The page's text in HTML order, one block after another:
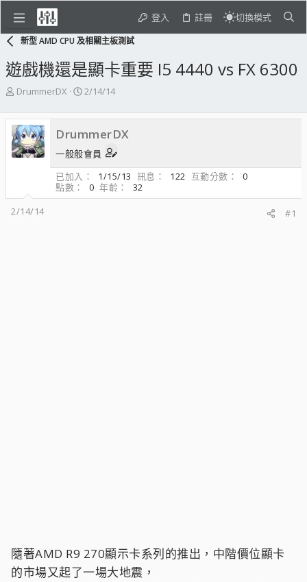
登入 註冊 切換模式
新型 AMD CPU 及相關主板測試
遊戲機還是顯卡重要 I5 4440 vs FX 6300
主
發
起
人
DrummerDX
開
日
期
2/14/14
DrummerDX
一般般會員
已加入
1/15/13 訊息 122 互動分數
0
點數
0 年齡
32
2/14/14
#1
隨著AMD R9 270顯示卡系列的推出，中階價位顯卡
的市場又起了一場大地震，